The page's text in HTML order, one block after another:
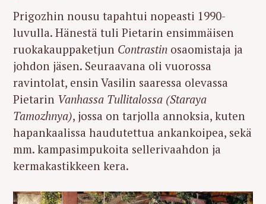
Prigozhin nousu tapahtui nopeasti 1990-
luvulla. Hänestä tuli Pietarin ensimmäisen
ruokakauppaketjun Contrastin osaomistaja ja
johdon jäsen. Seuraavana oli vuorossa
ravintolat, ensin Vasilin saaressa olevassa
Pietarin Vanhassa Tullitalossa (Staraya
Tamozhnya), jossa on tarjolla annoksia, kuten
hapankaalissa haudutettua ankankoipea, sekä
mm. kampasimpukoita sellerivaahdon ja
kermakastikkeen kera.